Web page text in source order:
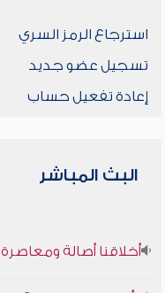
استرجاع الرمز السري
تسجيل عضو جديد
إعادة تفعيل حساب
البث المباشر
أخلاقنا أصالة ومعاصرة